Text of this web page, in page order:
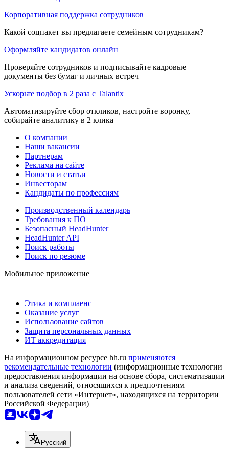
Корпоративная поддержка сотрудников
Какой соцпакет вы предлагаете семейным сотрудникам?
Оформляйте кандидатов онлайн
Проверяйте сотрудников и подписывайте кадровые
документы без бумаг и личных встреч
Ускорьте подбор в 2 раза с Talantix
Автоматизируйте сбор откликов, настройте воронку,
собирайте аналитику в 2 клика
О компании
Наши вакансии
Партнерам
Реклама на сайте
Новости и статьи
Инвесторам
Кандидаты по профессиям
Производственный календарь
Требования к ПО
Безопасный HeadHunter
HeadHunter API
Поиск работы
Поиск по резюме
Мобильное приложение
Этика и комплаенс
Оказание услуг
Использование сайтов
Защита персональных данных
ИТ аккредитация
На информационном ресурсе hh.ru применяются
рекомендательные технологии (информационные технологии
предоставления информации на основе сбора, систематизации
и анализа сведений, относящихся к предпочтениям
пользователей сети «Интернет», находящихся на территории
Российской Федерации)
Русский